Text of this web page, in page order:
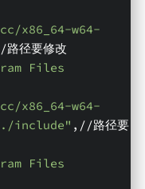
x86_64-w64-
径要修改
Files
x86_64-w64-
include" ,//路径要
Files